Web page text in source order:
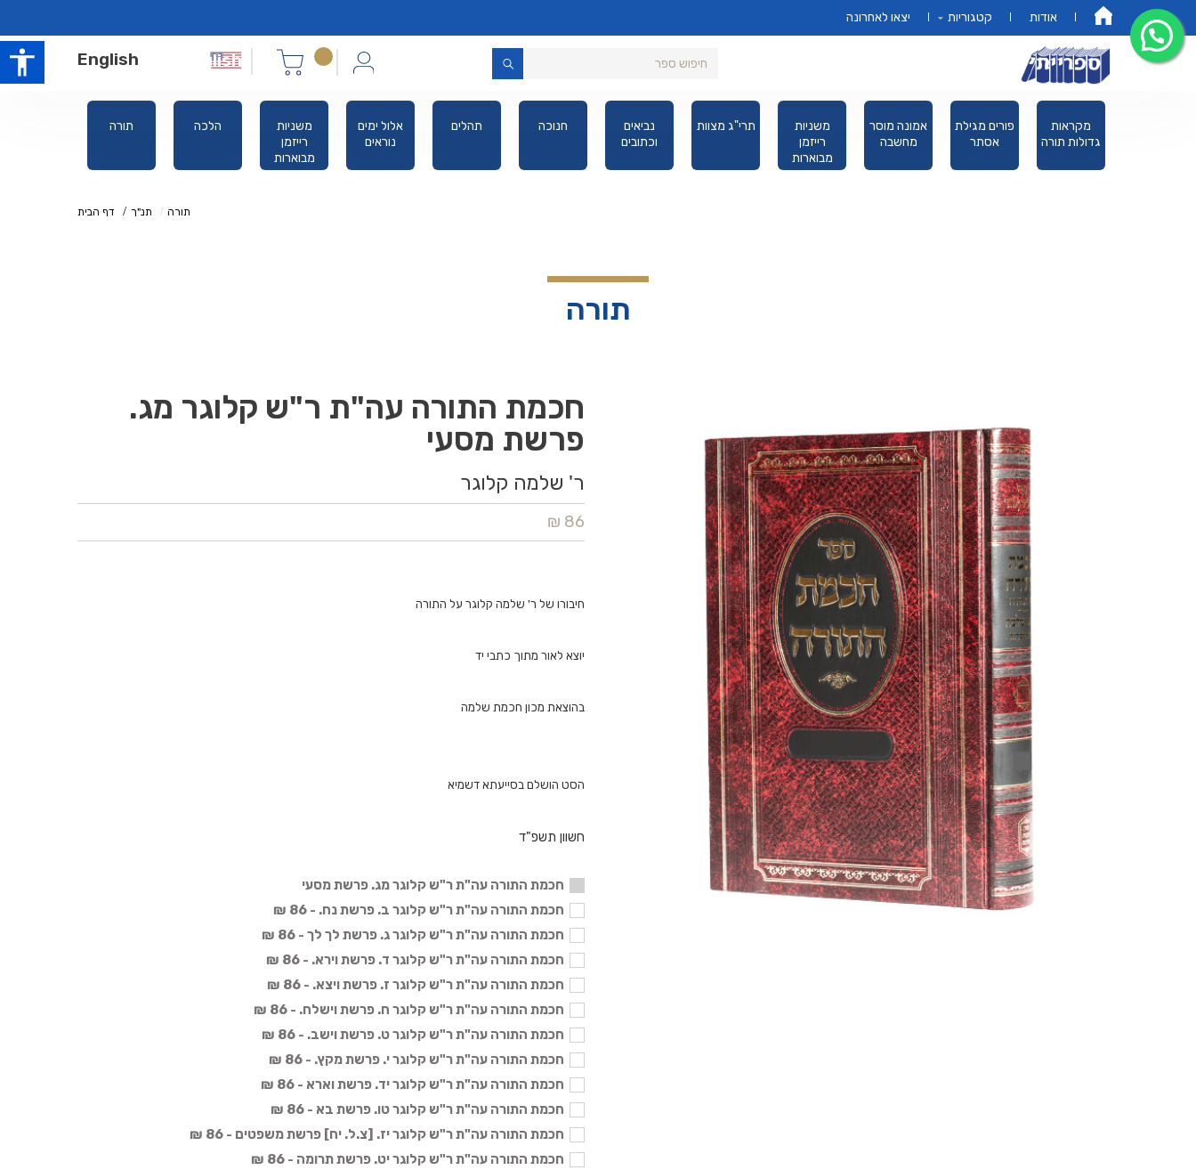
אודות קטגוריות יצאו לאחרונה
English
תורה הלכה
משניות
רייזמן
מבוארות
אלול ימים
נוראים
תהלים חנוכה
נביאים
וכתובים
תרי"ג מצוות
משניות
רייזמן
מבוארות
מהדורת כיס
אמונה מוסר
מחשבה
פורים מגילת
אסתר
מקראות
גדולות תורה
דף הבית תנ"ך תורה
תורה
חכמת התורה עה"ת ר"ש קלוגר מג.
פרשת מסעי
ר' שלמה קלוגר
86 ₪
חיבורו של ר' שלמה קלוגר על התורה
יוצא לאור מתוך כתבי יד
בהוצאת מכון חכמת שלמה
הסט הושלם בסייעתא דשמיא
חשוון תשפ"ד
חכמת התורה עה"ת ר"ש קלוגר מג. פרשת מסעי
חכמת התורה עה"ת ר"ש קלוגר ב. פרשת נח. - 86 ₪
חכמת התורה עה"ת ר"ש קלוגר ג. פרשת לך לך - 86 ₪
חכמת התורה עה"ת ר"ש קלוגר ד. פרשת וירא. - 86 ₪
חכמת התורה עה"ת ר"ש קלוגר ז. פרשת ויצא. - 86 ₪
חכמת התורה עה"ת ר"ש קלוגר ח. פרשת וישלח. - 86 ₪
חכמת התורה עה"ת ר"ש קלוגר ט. פרשת וישב. - 86 ₪
חכמת התורה עה"ת ר"ש קלוגר י. פרשת מקץ. - 86 ₪
חכמת התורה עה"ת ר"ש קלוגר יד. פרשת וארא - 86 ₪
חכמת התורה עה"ת ר"ש קלוגר טו. פרשת בא - 86 ₪
חכמת התורה עה"ת ר"ש קלוגר יז. [צ.ל. יח] פרשת משפטים - 86 ₪
חכמת התורה עה"ת ר"ש קלוגר יט. פרשת תרומה - 86 ₪